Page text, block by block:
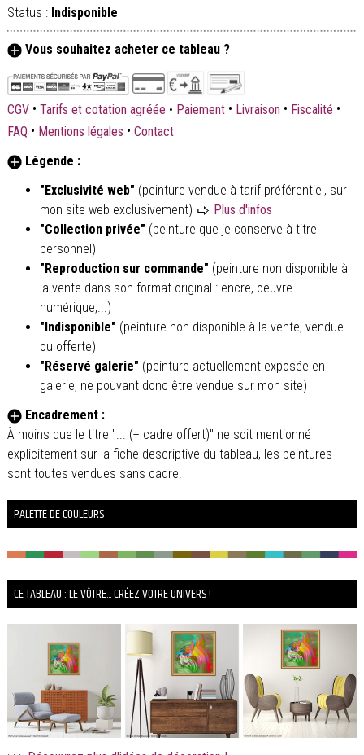
Status : Indisponible
Vous souhaitez acheter ce tableau ?
CGV • Tarifs et cotation agréée • Paiement • Livraison • Fiscalité •
FAQ • Mentions légales • Contact
Légende :
"Exclusivité web" (peinture vendue à tarif préférentiel, sur
mon site web exclusivement)
Plus d'infos
"Collection privée" (peinture que je conserve à titre
personnel)
"Reproduction sur commande" (peinture non disponible à
la vente dans son format original : encre, oeuvre
numérique,...)
"Indisponible" (peinture non disponible à la vente, vendue
ou offerte)
"Réservé galerie" (peinture actuellement exposée en
galerie, ne pouvant donc être vendue sur mon site)
Encadrement :
À moins que le titre "... (+ cadre offert)" ne soit mentionné
explicitement sur la fiche descriptive du tableau, les peintures
sont toutes vendues sans cadre.
PALETTE DE COULEURS
CE TABLEAU : LE VÔTRE... CRÉEZ VOTRE UNIVERS !